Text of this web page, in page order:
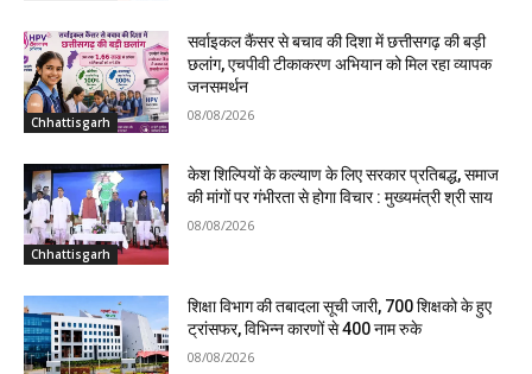
Chhattisgarh
सर्वाइकल कैंसर से बचाव की दिशा में छत्तीसगढ़ की बड़ी
छलांग, एचपीवी टीकाकरण अभियान को मिल रहा व्यापक
जनसमर्थन
08/08/2026
Chhattisgarh
केश शिल्पियों के कल्याण के लिए सरकार प्रतिबद्ध, समाज
की मांगों पर गंभीरता से होगा विचार : मुख्यमंत्री श्री साय
08/08/2026
शिक्षा विभाग की तबादला सूची जारी, 700 शिक्षको के हुए
ट्रांसफर, विभिन्न कारणों से 400 नाम रुके
08/08/2026